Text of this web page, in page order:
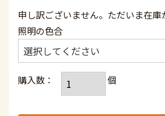
申し訳ございません。ただいま在庫
照明の色合